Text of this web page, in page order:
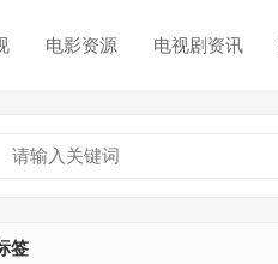
电影资源 电视剧资讯
签